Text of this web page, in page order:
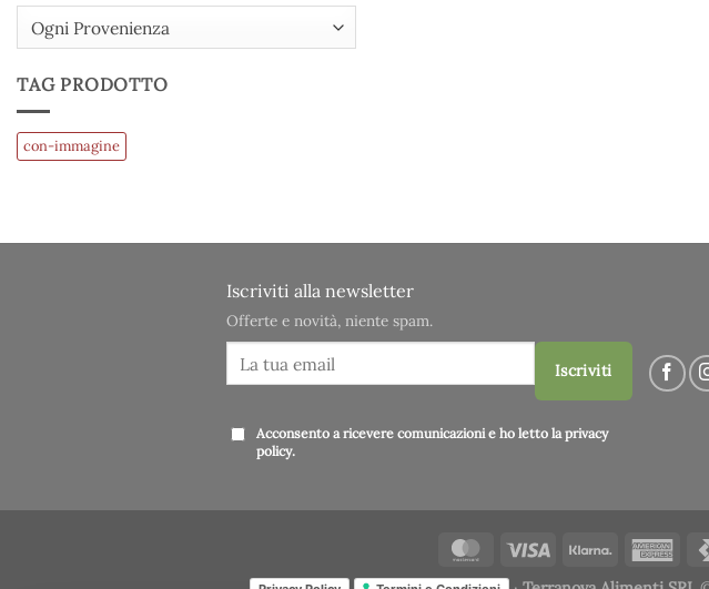
Ogni Provenienza
TAG PRODOTTO
con-immagine
Iscriviti alla newsletter
Offerte e novità, niente spam.
Iscriviti
Acconsento a ricevere comunicazioni e ho letto laprivacy
policy.